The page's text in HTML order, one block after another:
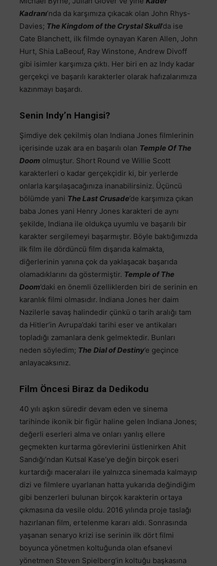
Kadranı’nda da karşımıza çıkacak olan John Rhys-
Davies; The Kingdom of the Crystal Skull’da ise
Cate Blanchett, ilk filmde oynayan Karen Allen, John
Hurt, Shia LaBeouf, Ray Winstone, Andrew Divoff
gibi isimler karşımıza çıktı. Her biri en az Indy kadar
gerçekçi ve başarılı karakterler olarak hafızalarımıza
kazınmayı başardı.
Senin Indy’n Hangisi?
Şimdiye dek çekilmiş olan Indiana Jones filmlerinin
içerisinde uzak ara en başarılı olan Temple Of The
Doom olmuştur. Short Round ve Willie Scott
karakterleri o kadar gerçekçidir ki, bir yerlerde
onlarla karşılaşacağınıza inanabilirsiniz. Üçüncü
bölümde yani The Last Crusade’de karşımıza çıkan
baba Jones yani Henry Jones karakteri de aynı
şekilde, Indiana ile oldukça uyumlu ve başarılı bir
karakter sergilemeyi başarmıştır. Böyle baktığımızda
ilk film ile dördüncü film dışarıda kalmakta,
diğerlerinin yanına çok da yaklaşacak başarıda
olamadıklarını da göstermiştir. Temple of The
Doom’daki en önemli özelliklerden biri de serinin en
karanlık filmi olmasıdır. Indiana Jones her daim
Nazilerle savaş halindedir çünkü o tarih aralığı tam
da Hitler’in Avrupa’daki tarihi eser ve antikaları
topladığı zamanlara denk gelmektedir. Bunları
neden söyledim; The Dial of Destiny’e geçince
anlayacaksınız.
Film Öncesi Biraz da Dedikodu
40 yılı aşkın süredir devam eden ve sinema
tarihinde ikonik bir figür haline gelen Indiana Jones;
değerli eserleri alma ve onları yanlış ellere
geçmekten kurtarma görevlerini üstlenirken Ahit
Sandığı’ndan Kutsal Kase’ye değin birçok eseri
kurtardığı maceraları ile yalnızca sinemada kalmayıp
dizi ve filmlere uyarlanan hatta yukarıda değindiğim
gibi benzerleri bulunan birçok karakterin ortaya
çıkmasına da vesile oldu. 2016 yılında proje taslağı
hazırlanan film, ertelenme kararı aldı. Sonrasında
yaşanan senaryo krizi ise serinin ilk dört filmi
boyunca yönetmen koltuğunda olan efsanevi
yönetmen Steven Spielberg’in koltuğu başkasına